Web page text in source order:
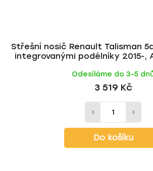
Střešní nosič Renault Talisman
integrovanými podélníky 2015-,
Odesíláme do 3-5
3 519 Kč
Do košíku